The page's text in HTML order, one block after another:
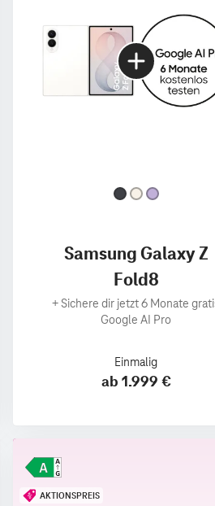
Samsung Galaxy Z
Fold8
+Sichere dir jetzt 6 Monate
Google AI Pro
Einmalig
ab 1.999 €
AKTIONSPREIS